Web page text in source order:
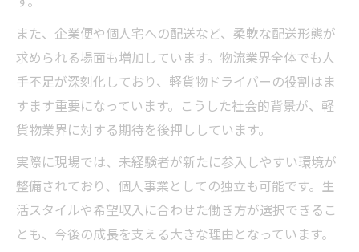
軽貨物ドライバーの日常と現実的な期待値
軽貨物の仕事選びで失敗しないポイント
軽貨物の仕事選びで重視すべき期待とは
軽貨物で失敗しない働き方の選び方解説
自分に合う軽貨物の仕事を見極める方法
軽貨物業界で後悔しないポイントを紹介
軽貨物ドライバーの仕事選びに役立つ知識
収入アップを目指すなら軽貨物で実現できるか
軽貨物で収入アップを実現する方法を解説
また、企業便や個人宅への配送など、柔軟な配送形態が
求められる場面も増加しています。物流業界全体でも人
手不足が深刻化しており、軽貨物ドライバーの役割はま
すます重要になっています。こうした社会的背景が、軽
貨物業界に対する期待を後押ししています。
実際に現場では、未経験者が新たに参入しやすい環境が
整備されており、個人事業としての独立も可能です。生
活スタイルや希望収入に合わせた働き方が選択できるこ
とも、今後の成長を支える大きな理由となっています。